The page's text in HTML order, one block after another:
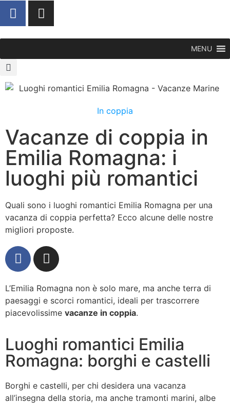
MENU
In coppia
Vacanze di coppia in
Emilia Romagna: i
luoghi più romantici
Quali sono i luoghi romantici Emilia Romagna per una
vacanza di coppia perfetta? Ecco alcune delle nostre
migliori proposte.
L’Emilia Romagna non è solo mare, ma anche terra di
paesaggi e scorci romantici, ideali per trascorrere
piacevolissime vacanze in coppia.
Luoghi romantici Emilia
Romagna: borghi e castelli
Borghi e castelli, per chi desidera una vacanza
all’insegna della storia, ma anche tramonti marini, albe